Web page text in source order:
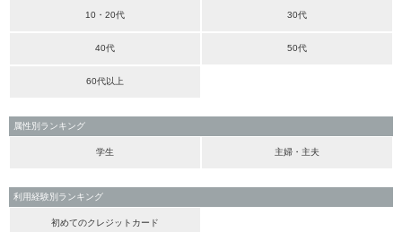
10・20代 30代
40代 50代
60代以上
属性別ランキング
学生 主婦・主夫
利用経験別ランキング
初めてのクレジットカード